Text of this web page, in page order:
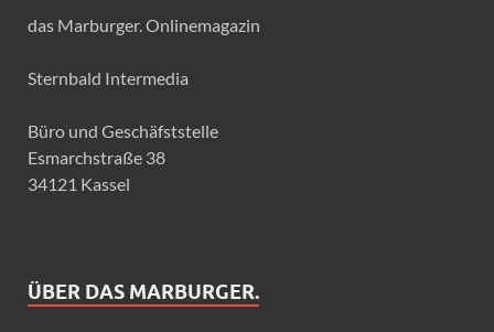
das Marburger. Onlinemagazin
Sternbald Intermedia
Büro und Geschäfststelle
Esmarchstraße 38
34121 Kassel
ÜBER DAS MARBURGER.